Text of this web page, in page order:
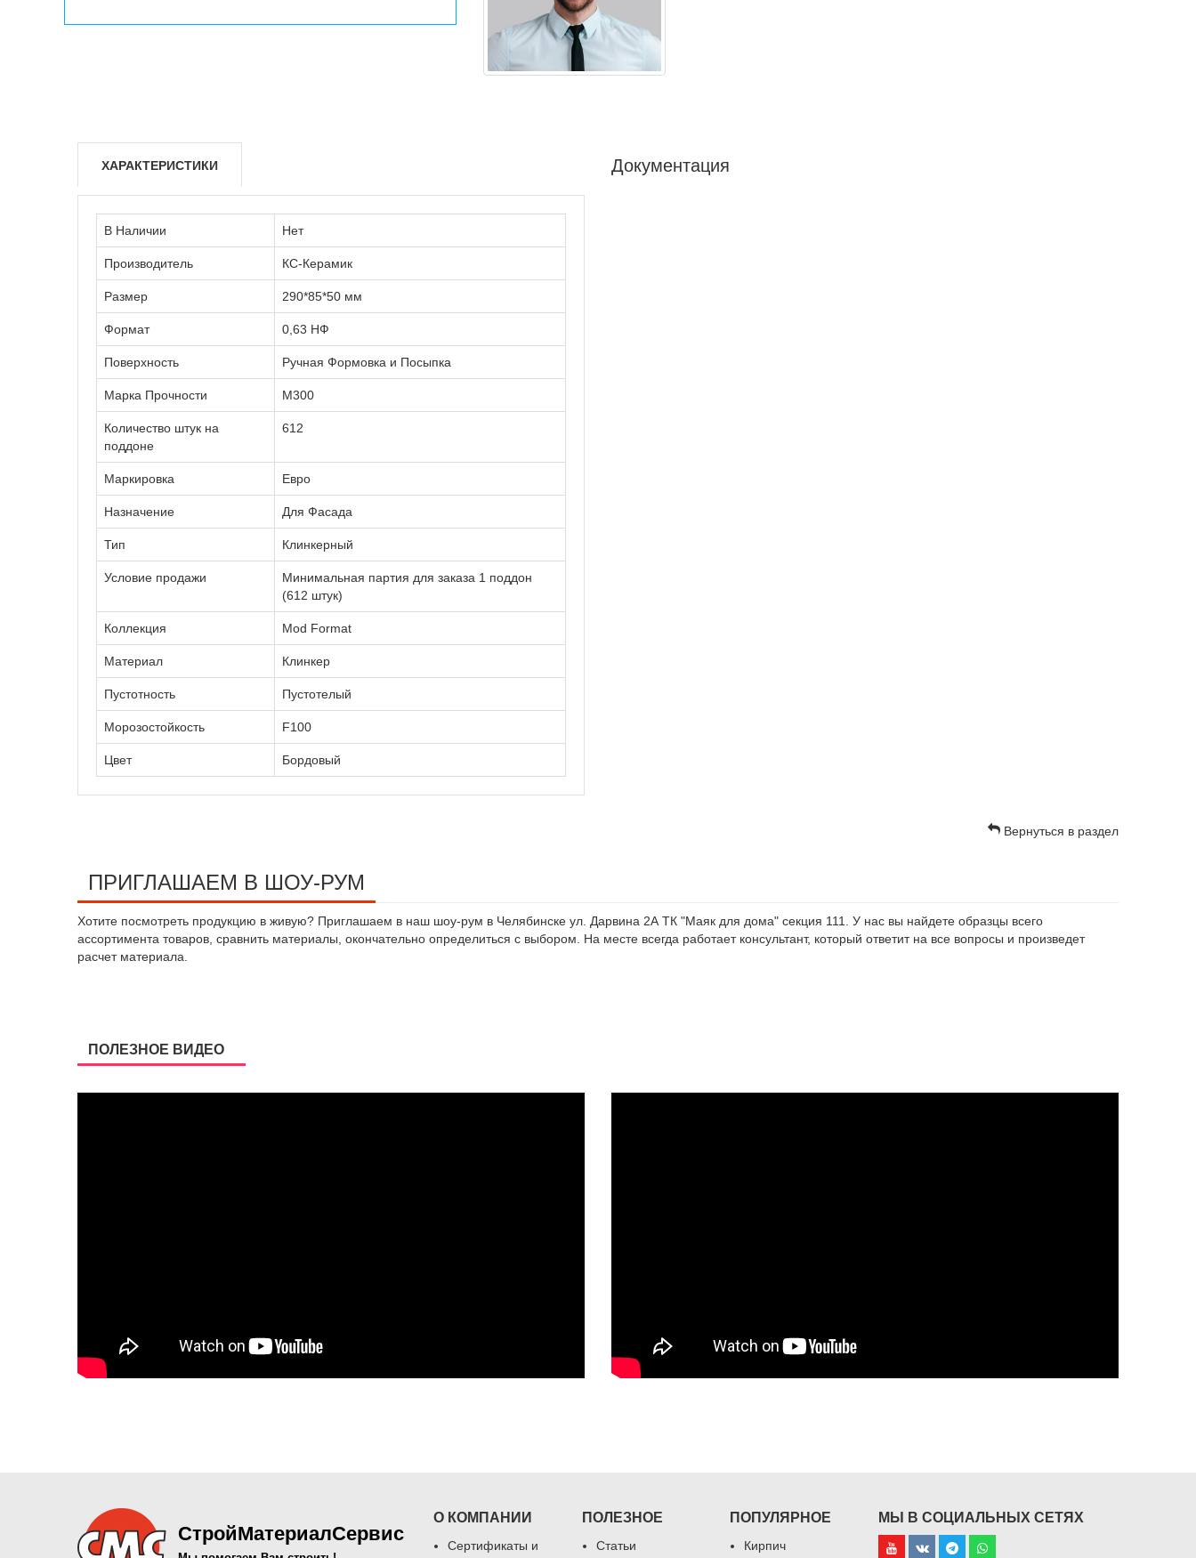
ХАРАКТЕРИСТИКИ
В Наличии Нет
Производитель КС-Керамик
Размер 290*85*50 мм
Формат 0,63 НФ
Поверхность Ручная Формовка и Посыпка
Марка Прочности М300
Количество штук на
поддоне
612
Маркировка Евро
Назначение Для Фасада
Тип Клинкерный
Условие продажи
Минимальная партия для заказа 1 поддон
(612 штук)
Коллекция Моd Format
Материал Клинкер
Пустотность Пустотелый
Морозостойкость F100
Цвет Бордовый
Документация
Вернуться в раздел
ПРИГЛАШАЕМ В ШОУ-РУМ
Хотите посмотреть продукцию в живую? Приглашаем в наш шоу-рум в Челябинске ул. Дарвина 2А ТК "Маяк для дома" секция 111. У нас вы найдете образцы всего
ассортимента товаров, сравнить материалы, окончательно определиться с выбором. На месте всегда работает консультант, который ответит на все вопросы и произведет
расчет материала.
ПОЛЕЗНОЕ ВИДЕО
СтройМатериалСервис
О КОМПАНИИ
Сертификаты и
ПОЛЕЗНОЕ
Статьи
ПОПУЛЯРНОЕ
Кирпич
МЫ В СОЦИАЛЬНЫХ СЕТЯХ